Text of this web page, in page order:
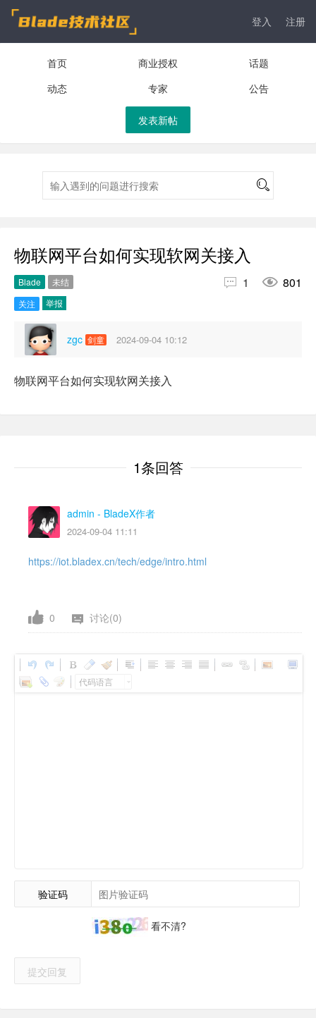
登入 注册
首页 商业授权
话题
动态
专家 公告
发表新帖
物联网平台如何实现软网关接入
Blade
未结
关注
举报
 1  801
zgc 剑童 2024-09-04 10:12
物联网平台如何实现软网关接入
1条回答
admin - BladeX作者
2024-09-04 11:11
https://iot.bladex.cn/tech/edge/intro.html
0 讨论(0)
代码语言
验证码
看不清?
提交回复